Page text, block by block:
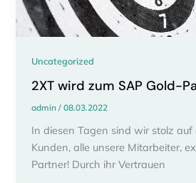
Uncategorized
2XT wird zum SAP Gold-
admin/08.03.2022
In diesen Tagen sind wir stolz auf
Kunden, alle unsere Mitarbeiter,
Partner! Durch ihr Vertrauen